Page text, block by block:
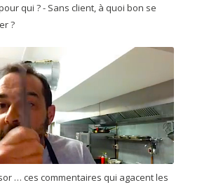
qui ? - Sans client, à quoi bon se
?
… ces commentaires qui agacent les